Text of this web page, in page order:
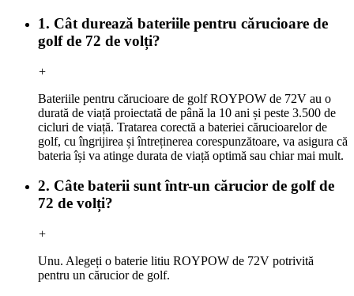
1. Cât durează bateriile pentru cărucioare de
golf de 72 de volți?
+
Bateriile pentru cărucioare de golf ROYPOW de 72V au o
durată de viață proiectată de până la 10 ani și peste 3.500 de
cicluri de viață. Tratarea corectă a bateriei cărucioarelor de
golf, cu îngrijirea și întreținerea corespunzătoare, va asigura că
bateria își va atinge durata de viață optimă sau chiar mai mult.
2. Câte baterii sunt într-un cărucior de golf de
72 de volți?
+
Unu. Alegeți o baterie litiu ROYPOW de 72V potrivită
pentru un cărucior de golf.